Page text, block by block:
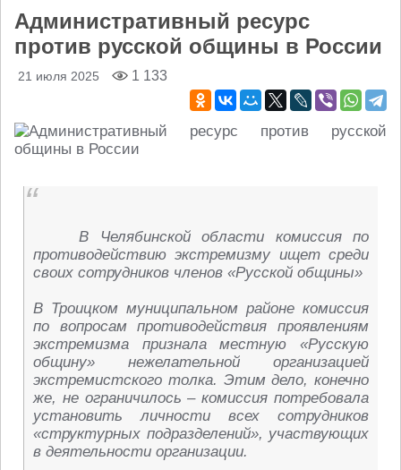
Административный ресурс
против русской общины в России
21 июля 2025 1 133
В Челябинской области комиссия по
противодействию экстремизму ищет среди
своих сотрудников членов «Русской общины»
В Троицком муниципальном районе комиссия
по вопросам противодействия проявлениям
экстремизма признала местную «Русскую
общину» нежелательной организацией
экстремистского толка. Этим дело, конечно
же, не ограничилось – комиссия потребовала
установить личности всех сотрудников
«структурных подразделений», участвующих
в деятельности организации.